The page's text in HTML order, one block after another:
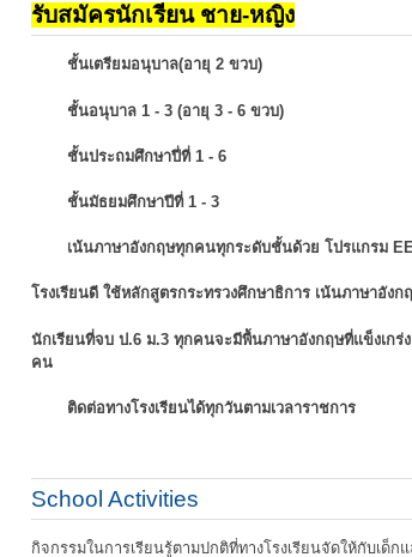
รับสมัครนักเรียน ชาย-หญิง
ชั้นเตรียมอนุบาล(อายุ 2 ขวบ)
ชั้นอนุบาล 1 - 3 (อายุ 3 - 6 ขวบ)
ชั้นประถมศึกษาปี่ที่ 1 - 6
ชั้นมัธยมศึกษาปีที่ 1 - 3
เน้นภาษาอังกฤษทุกคนทุกระดับชั้นด้วย โปรแกรม
โรงเรียนดี ใช้หลักสูตรกระทรวงศึกษาธิการ เน้นภาษาอังก
นักเรียนที่จบ ป.6 ม.3 ทุกคนจะมีพื้นภาษาอังกฤษที่แข็งเกร่
คน
ติดต่อทางโรงเรียนได้ทุกวันตามเวลาราชการ
School Activities
กิจกรรมในการเรียนรู้ตามปกติที่ทางโรงเรียนจัดให้กับเด็ก